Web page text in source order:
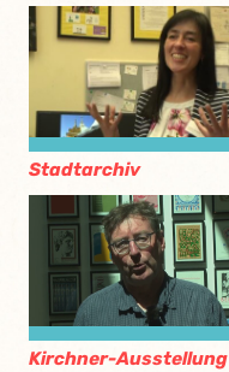
Stadtarchiv
Kirchner-Ausstellung